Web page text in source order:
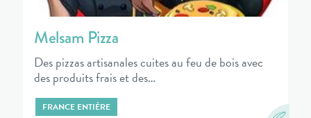
Melsam Pizza
Des pizzas artisanales cuites au feu de bois avec
des produits frais et des…
FRANCE ENTIÈRE